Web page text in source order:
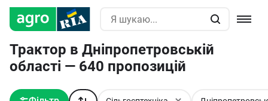
Трактор в Дніпропетровській
області — 640 пропозицій